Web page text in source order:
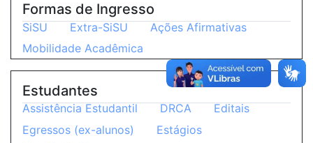
Formas de Ingresso
SiSU Extra-SiSU
Ações Afirmativas
Mobilidade Acadêmica
Estudantes
Assistência Estudantil DRCA
Editais
Egressos (ex-alunos)
Estágios